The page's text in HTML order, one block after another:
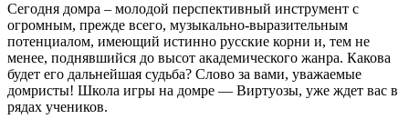
Сегодня домра – молодой перспективный инструмент с
огромным, прежде всего, музыкально-выразительным
потенциалом, имеющий истинно русские корни и, тем не
менее, поднявшийся до высот академического жанра. Какова
будет его дальнейшая судьба? Слово за вами, уважаемые
домристы! Школа игры на домре — Виртуозы, уже ждет вас в
рядах учеников.